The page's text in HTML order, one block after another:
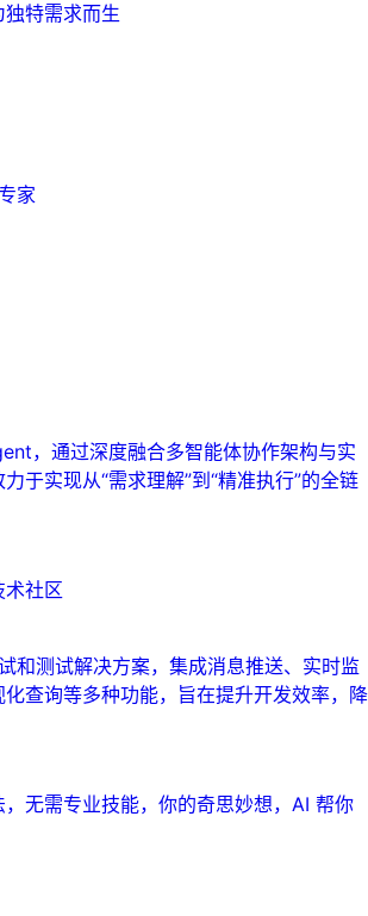
特需求而生
家
，通过深度融合多智能体协作架构与实
于实现从“需求理解”到“精准执行”的全链
术社区
和测试解决方案，集成消息推送、实时监
查询等多种功能，旨在提升开发效率，降
无需专业技能，你的奇思妙想，AI 帮你